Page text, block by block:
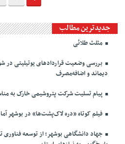
جدیدترین مطالب
مثلث طلائی
بررسی وضعیت قراردادهای یوتیلیتی در
دیماند و اضافه‌مصرف
پیام تسلیت شرکت پتروشیمی خارک به
فیلم کوتاه «دره لاک‌پشت‌ها» در بوشهر
جهاد دانشگاهی بوشهر؛ از توسعه